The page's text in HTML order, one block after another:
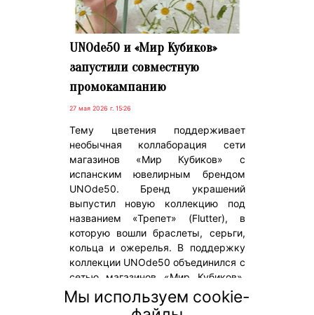
UNOde50 и «Мир Кубиков»
запустили совместную
промокампанию
27 мая 2026 г. 15:26
Тему цветения поддерживает
необычная коллаборация сети
магазинов «Мир Кубиков» с
испанским ювелирным брендом
UNOde50. Бренд украшений
выпустил новую коллекцию под
названием «Трепет» (Flutter), в
которую вошли браслеты, серьги,
кольца и ожерелья. В поддержку
коллекции UNOde50 объединился с
сетью магазинов «Мир Кубиков»,
которая в свою очередь предлагает
оригинальные интерьерные
Мы используем cookie-